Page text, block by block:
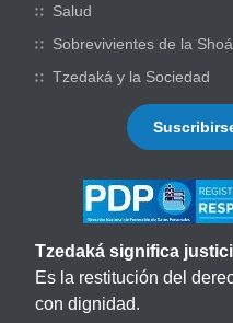
Salud
Sobrevivientes de la Shoá
Tzedaká y la Sociedad
Tzedaká significa
Es la restitución del
con dignidad.